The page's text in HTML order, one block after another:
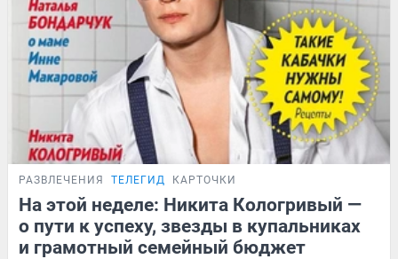
РАЗВЛЕЧЕНИЯ ТЕЛЕГИД КАРТОЧКИ
На этой неделе: Никита Кологривый —
о пути к успеху, звезды в купальниках
и грамотный семейный бюджет